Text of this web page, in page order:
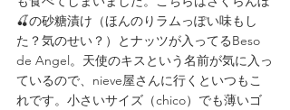
🍒の砂糖漬け（ほんのりラムっぽい味もし
た？気のせい？）とナッツが入ってるBeso
de Angel。天使のキスという名前が気に入っ
ているので、nieve屋さんに行くといつもこ
れです。小さいサイズ（chico）でも薄いゴ